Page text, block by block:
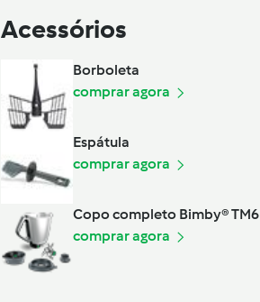
Acessórios
Borboleta
comprar agora
Espátula
comprar agora
Copo completo Bimby® TM6
comprar agora